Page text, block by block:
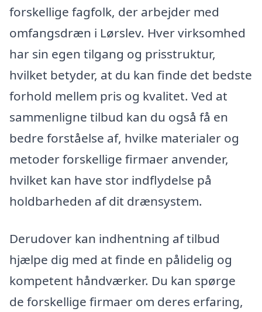
forskellige fagfolk, der arbejder med
omfangsdræn i Lørslev. Hver virksomhed
har sin egen tilgang og prisstruktur,
hvilket betyder, at du kan finde det bedste
forhold mellem pris og kvalitet. Ved at
sammenligne tilbud kan du også få en
bedre forståelse af, hvilke materialer og
metoder forskellige firmaer anvender,
hvilket kan have stor indflydelse på
holdbarheden af dit drænsystem.
Derudover kan indhentning af tilbud
hjælpe dig med at finde en pålidelig og
kompetent håndværker. Du kan spørge
de forskellige firmaer om deres erfaring,